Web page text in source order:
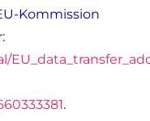
Kommission
.